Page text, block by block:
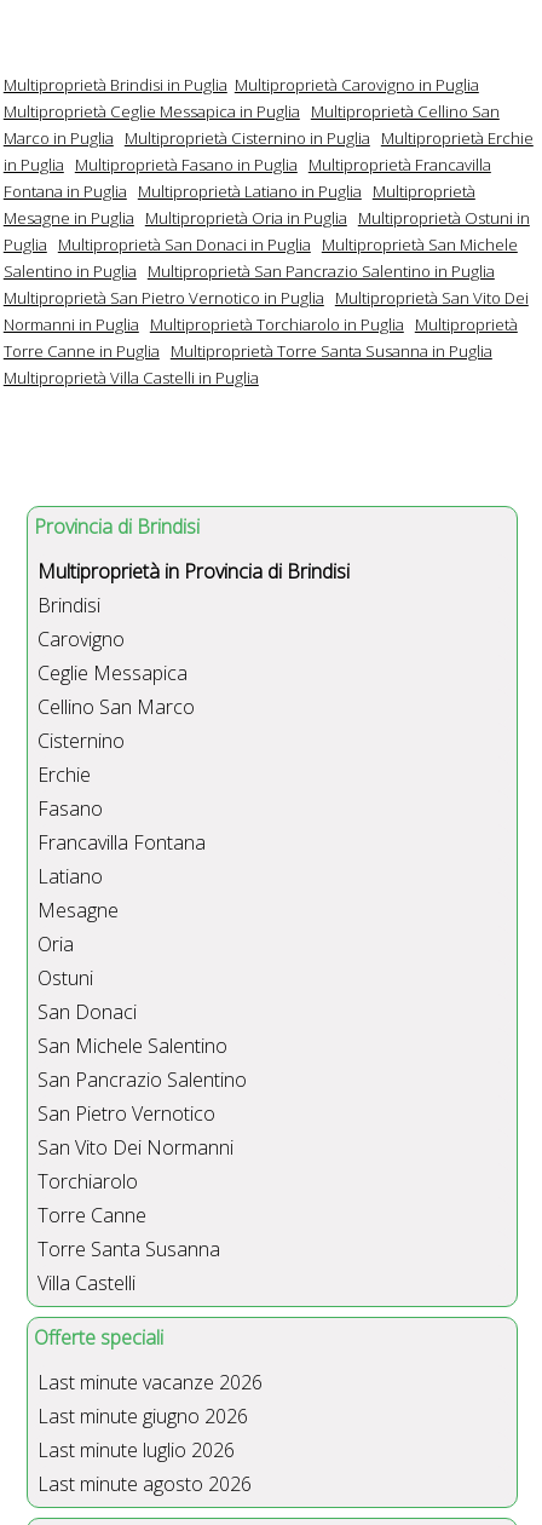
Multiproprietà Brindisi in Puglia Multiproprietà Carovigno in Puglia
Multiproprietà Ceglie Messapica in Puglia
Multiproprietà Cellino San
Marco in Puglia
Multiproprietà Cisternino in Puglia
Multiproprietà Erchie
in Puglia
Multiproprietà Fasano in Puglia
Multiproprietà Francavilla
Fontana in Puglia
Multiproprietà Latiano in Puglia
Multiproprietà
Mesagne in Puglia
Multiproprietà Oria in Puglia
Multiproprietà Ostuni in
Puglia
Multiproprietà San Donaci in Puglia
Multiproprietà San Michele
Salentino in Puglia
Multiproprietà San Pancrazio Salentino in Puglia
Multiproprietà San Pietro Vernotico in Puglia
Multiproprietà San Vito Dei
Normanni in Puglia
Multiproprietà Torchiarolo in Puglia
Multiproprietà
Torre Canne in Puglia
Multiproprietà Torre Santa Susanna in Puglia
Multiproprietà Villa Castelli in Puglia
Provincia di Brindisi
Multiproprietà in Provincia di Brindisi
Brindisi
Carovigno
Ceglie Messapica
Cellino San Marco
Cisternino
Erchie
Fasano
Francavilla Fontana
Latiano
Mesagne
Oria
Ostuni
San Donaci
San Michele Salentino
San Pancrazio Salentino
San Pietro Vernotico
San Vito Dei Normanni
Torchiarolo
Torre Canne
Torre Santa Susanna
Villa Castelli
Offerte speciali
Last minute vacanze 2026
Last minute giugno 2026
Last minute luglio 2026
Last minute agosto 2026